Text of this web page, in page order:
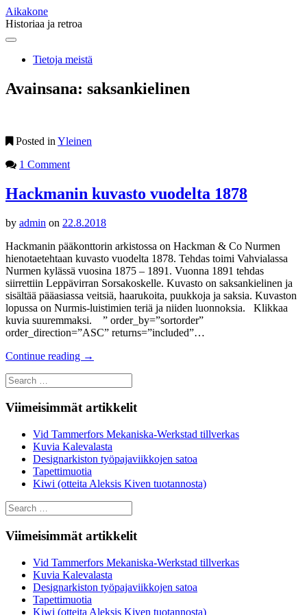
Aikakone
Historiaa ja retroa
Main
Skip
contentTietoja meistä
Avainsana: saksankielinen
Posted in Yleinen
1 Comment
Hackmanin kuvasto vuodelta 1878
by admin on 22.8.2018
Hackmanin pääkonttorin arkistossa on Hackman & Co Nurmen
hienotaetehtaan kuvasto vuodelta 1878. Tehdas toimi Vahvialassa
Nurmen kylässä vuosina 1875 – 1891. Vuonna 1891 tehdas
siirrettiin Leppävirran Sorsakoskelle. Kuvasto on saksankielinen ja
sisältää pääasiassa veitsiä, haarukoita, puukkoja ja saksia. Kuvaston
lopussa on Nurmis-luistimien teriä ja niiden luonnoksia. Klikkaa
kuvia suuremmaksi. ” order_by=”sortorder”
order_direction=”ASC” returns=”included”…
Continue reading →
Search
for:
Viimeisimmät artikkelit
Vid Tammerfors Mekaniska-Werkstad tillverkas
Kuvia Kalevalasta
Designarkiston työpajaviikkojen satoa
Tapettimuotia
Kiwi (otteita Aleksis Kiven tuotannosta)
Search
for:
Viimeisimmät artikkelit
Vid Tammerfors Mekaniska-Werkstad tillverkas
Kuvia Kalevalasta
Designarkiston työpajaviikkojen satoa
Tapettimuotia
Kiwi (otteita Aleksis Kiven tuotannosta)